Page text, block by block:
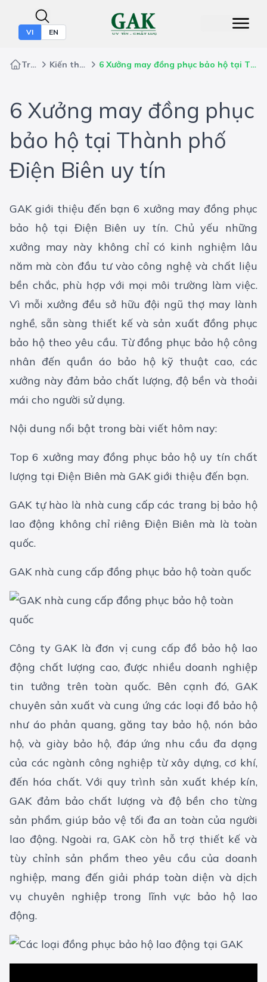
VI EN
Trang chủ Kiến thức bảo hộ 6 Xưởng may đồng phục bảo hộ tại Thành phố Điện Biên uy tín
6 Xưởng may đồng phục
bảo hộ tại Thành phố
Điện Biên uy tín
GAK giới thiệu đến bạn 6 xưởng may đồng phục
bảo hộ tại Điện Biên uy tín. Chủ yếu những
xưởng may này không chỉ có kinh nghiệm lâu
năm mà còn đầu tư vào công nghệ và chất liệu
bền chắc, phù hợp với mọi môi trường làm việc.
Vì mỗi xưởng đều sở hữu đội ngũ thợ may lành
nghề, sẵn sàng thiết kế và sản xuất đồng phục
bảo hộ theo yêu cầu. Từ đồng phục bảo hộ công
nhân đến quần áo bảo hộ kỹ thuật cao, các
xưởng này đảm bảo chất lượng, độ bền và thoải
mái cho người sử dụng.
Nội dung nổi bật trong bài viết hôm nay:
Top 6 xưởng may đồng phục bảo hộ uy tín chất
lượng tại Điện Biên mà GAK giới thiệu đến bạn.
GAK tự hào là nhà cung cấp các trang bị bảo hộ
lao động không chỉ riêng Điện Biên mà là toàn
quốc.
GAK nhà cung cấp đồng phục bảo hộ toàn quốc
Công ty GAK là đơn vị cung cấp đồ bảo hộ lao
động chất lượng cao, được nhiều doanh nghiệp
tin tưởng trên toàn quốc. Bên cạnh đó, GAK
chuyên sản xuất và cung ứng các loại đồ bảo hộ
như áo phản quang, găng tay bảo hộ, nón bảo
hộ, và giày bảo hộ, đáp ứng nhu cầu đa dạng
của các ngành công nghiệp từ xây dựng, cơ khí,
đến hóa chất. Với quy trình sản xuất khép kín,
GAK đảm bảo chất lượng và độ bền cho từng
sản phẩm, giúp bảo vệ tối đa an toàn của người
lao động. Ngoài ra, GAK còn hỗ trợ thiết kế và
tùy chỉnh sản phẩm theo yêu cầu của doanh
nghiệp, mang đến giải pháp toàn diện và dịch
vụ chuyên nghiệp trong lĩnh vực bảo hộ lao
động.